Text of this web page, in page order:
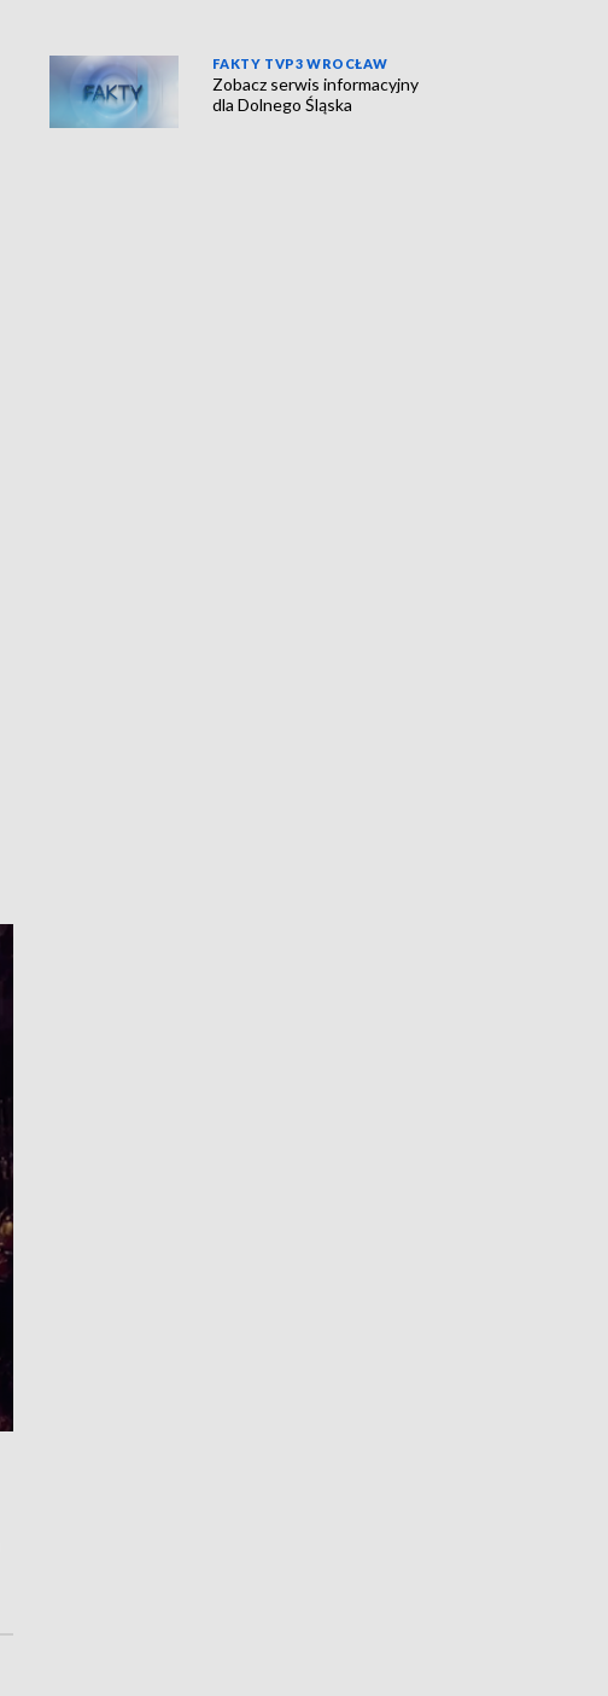
FAKTY TVP3 WROCŁAW
Zobacz serwis informacyjny
dla Dolnego Śląska